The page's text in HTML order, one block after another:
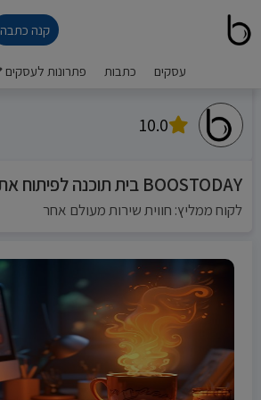
קנה כתבה
עסקים כתבות פתרונות לעסקים
10.0
BOOSTODAY בית תוכנה לפיתוח אתרים
לקוח ממליץ: חווית שירות מעולם אחר